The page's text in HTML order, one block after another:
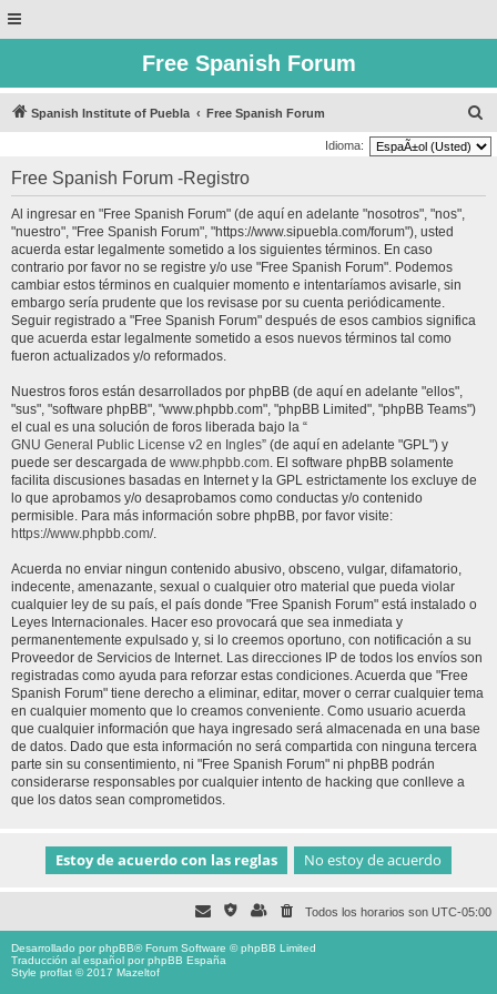
Free Spanish Forum
Spanish Institute of Puebla Free Spanish Forum
u
Idioma:
Free Spanish Forum -Registro
Al ingresar en "Free Spanish Forum" (de aquí en adelante "nosotros", "nos",
"nuestro", "Free Spanish Forum", "https://www.sipuebla.com/forum"), usted
acuerda estar legalmente sometido a los siguientes términos. En caso
contrario por favor no se registre y/o use "Free Spanish Forum". Podemos
cambiar estos términos en cualquier momento e intentaríamos avisarle, sin
embargo sería prudente que los revisase por su cuenta periódicamente.
Seguir registrado a "Free Spanish Forum" después de esos cambios significa
que acuerda estar legalmente sometido a esos nuevos términos tal como
fueron actualizados y/o reformados.
Nuestros foros están desarrollados por phpBB (de aquí en adelante "ellos",
"sus", "software phpBB", "www.phpbb.com", "phpBB Limited", "phpBB Teams")
el cual es una solución de foros liberada bajo la “
GNU General Public License v2 en Ingles” (de aquí en adelante "GPL") y
puede ser descargada de www.phpbb.com. El software phpBB solamente
facilita discusiones basadas en Internet y la GPL estrictamente los excluye de
lo que aprobamos y/o desaprobamos como conductas y/o contenido
permisible. Para más información sobre phpBB, por favor visite:
https://www.phpbb.com/.
Acuerda no enviar ningun contenido abusivo, obsceno, vulgar, difamatorio,
indecente, amenazante, sexual o cualquier otro material que pueda violar
cualquier ley de su país, el país donde "Free Spanish Forum" está instalado o
Leyes Internacionales. Hacer eso provocará que sea inmediata y
permanentemente expulsado y, si lo creemos oportuno, con notificación a su
Proveedor de Servicios de Internet. Las direcciones IP de todos los envíos son
registradas como ayuda para reforzar estas condiciones. Acuerda que "Free
Spanish Forum" tiene derecho a eliminar, editar, mover o cerrar cualquier tema
en cualquier momento que lo creamos conveniente. Como usuario acuerda
que cualquier información que haya ingresado será almacenada en una base
de datos. Dado que esta información no será compartida con ninguna tercera
parte sin su consentimiento, ni "Free Spanish Forum" ni phpBB podrán
considerarse responsables por cualquier intento de hacking que conlleve a
que los datos sean comprometidos.
Todos los horarios son UTC-05:00
Desarrollado porphpBB® Forum Software © phpBB Limited
Traducción al español porphpBB España
Style proflat © 2017 Mazeltof